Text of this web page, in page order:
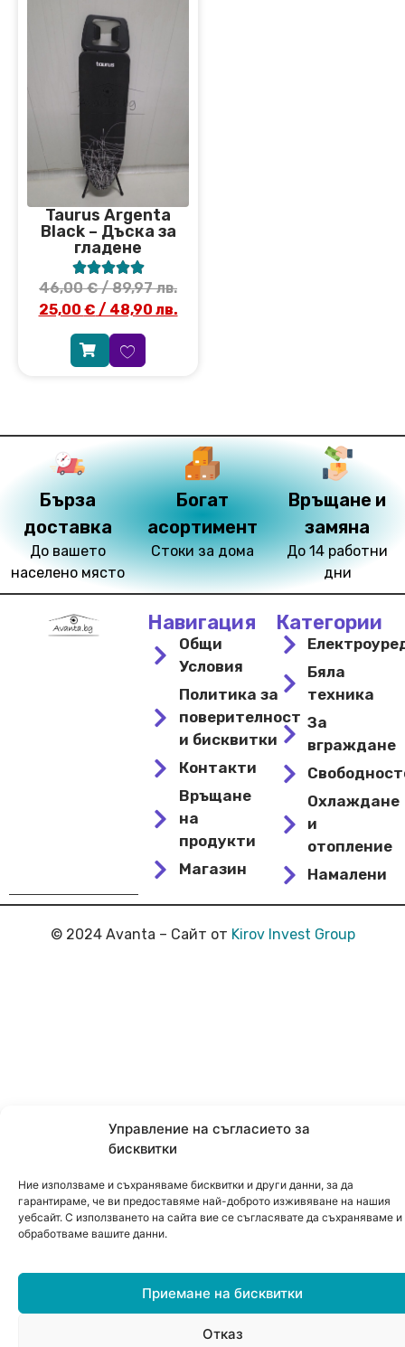
Управление на съгласието за
бисквитки
Ние използваме и съхраняваме бисквитки и други данни, за да
гарантираме, че ви предоставяме най-доброто изживяване на нашия
уебсайт. С използването на сайта вие се съгласявате да съхраняваме и
обработваме вашите данни.
Приемане на бисквитки
Отказ
Taurus Argenta
Black – Дъска за
гладене

46,00€/ 89,97 лв.
25,00 € / 48,90 лв.
Бърза
доставка
До вашето
населено място
Богат
асортимент
Стоки за дома
Връщане и
замяна
До 14 работни
дни
Навигация
Общи
Условия
Политика за
поверителност
и бисквитки
Контакти
Връщане
на
продукти
Магазин
Категории
Бяла
техника
За
вграждане
Охлаждане
и
отопление
Намалени
© 2024 Avanta – Сайт от Kirov Invest Group